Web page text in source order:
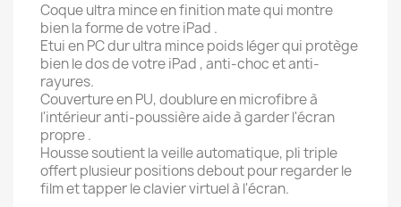
Coque ultra mince en finition mate qui montre
bien la forme de votre iPad .
Etui en PC dur ultra mince poids léger qui protège
bien le dos de votre iPad , anti-choc et anti-
rayures.
Couverture en PU, doublure en microfibre à
l'intérieur anti-poussière aide à garder l'écran
propre .
Housse soutient la veille automatique, pli triple
offert plusieur positions debout pour regarder le
film et tapper le clavier virtuel à l'écran.